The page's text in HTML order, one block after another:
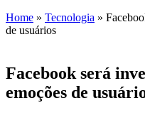
Home » Tecnologia »
de usuários
Facebook será
emoções de